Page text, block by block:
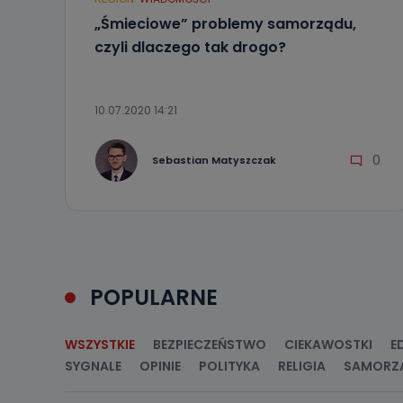
19 dostępu
ich
sprzeciwu
Do
Jakie
Państwa (lub
„Śmieciowe” problemy samorządu,
czyli dlaczego tak drogo?
10.07.2020 14:21
Sebastian Matyszczak 0
POPULARNE
WSZYSTKIE BEZPIECZEŃSTWO CIEKAWOSTKI
SYGNALE
OPINIE POLITYKA RELIGIA